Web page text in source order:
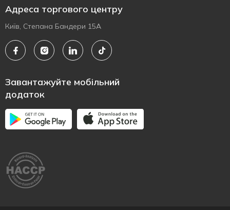
Адреса торгового центру
Київ, Степана Бандери 15А
Завантажуйте мобільний
додаток